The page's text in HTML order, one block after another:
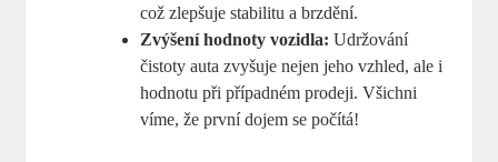
což zlepšuje stabilitu a brzdění.
Zvýšení hodnoty vozidla: Udržování
čistoty auta zvyšuje nejen jeho vzhled, ale i
hodnotu při případném prodeji. Všichni
víme, že první dojem se počítá!